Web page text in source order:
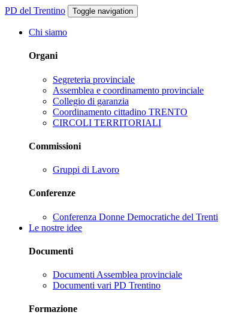
PD del Trentino Toggle navigation
Chi siamo
Organi
Segreteria provinciale
Assemblea e coordinamento provinciale
Collegio di garanzia
Coordinamento cittadino TRENTO
CIRCOLI TERRITORIALI
Commissioni
Gruppi di Lavoro
Conferenze
Conferenza Donne Democratiche del Trenti
Le nostre idee
Documenti
Documenti Assemblea provinciale
Documenti vari PD Trentino
Formazione